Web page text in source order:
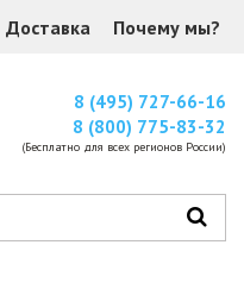
Доставка Почему мы?
8 (495) 727-66-16
8 (800) 775-83-32
(Бесплатно для всех регионов России)